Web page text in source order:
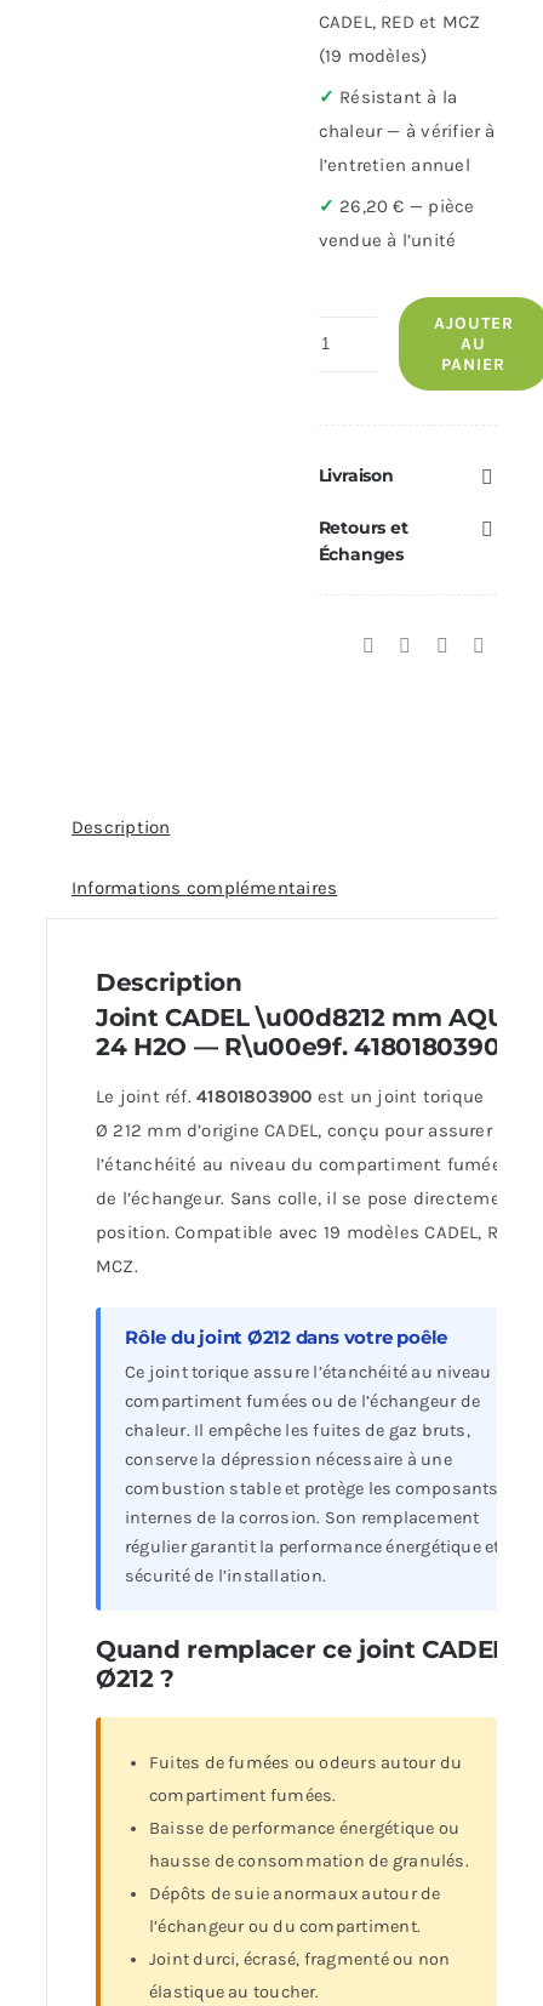
CADEL, RED et MCZ
(19 modèles)
✓ Résistant à la
chaleur — à vérifier à
l’entretien annuel
✓ 26,20 € — pièce
vendue à l’unité
quantité
Ø212
AQUOS
AJOUTER
AU
PANIER
Livraison
Retours et
Échanges
Description
Informations complémentaires
Description
Joint CADEL \u00d8212 mm AQUOS
24 H2O — R\u00e9f. 41801803900
Le joint réf.41801803900 est un joint torique
Ø 212 mm d’origine CADEL, conçu pour assurer
l’étanchéité au niveau du compartiment fumées ou
de l’échangeur. Sans colle, il se pose directement
position. Compatible avec 19 modèles CADEL, RED et
MCZ.
Rôle du joint Ø212 dans votre poêle
Ce joint torique assure l’étanchéité au niveau du
compartiment fumées ou de l’échangeur de
chaleur. Il empêche les fuites de gaz bruts,
conserve la dépression nécessaire à une
combustion stable et protège les composants
internes de la corrosion. Son remplacement
régulier garantit la performance énergétique et la
sécurité de l’installation.
Quand remplacer ce joint CADEL
Ø212 ?
Fuites de fumées ou odeurs autour du
compartiment fumées.
Baisse de performance énergétique ou
hausse de consommation de granulés.
Dépôts de suie anormaux autour de
l’échangeur ou du compartiment.
Joint durci, écrasé, fragmenté ou non
élastique au toucher.